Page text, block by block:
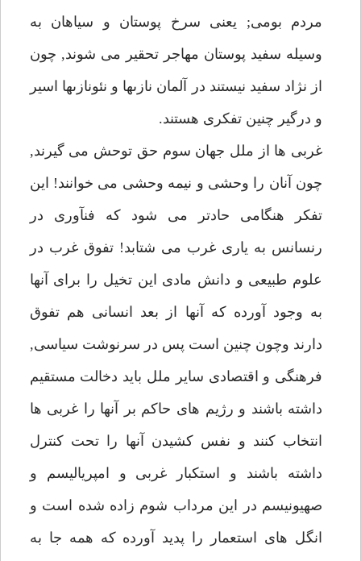
مردم بومى; يعنى سرخ پوستان و سياهان به
وسيله سفيد پوستان مهاجر تحقير مى شوند, چون
از نژاد سفيد نيستند در آلمان نازىها و نئونازىها اسير
و درگير چنين تفكرى هستند.
غربى ها از ملل جهان سوم حق توحش مى گيرند,
چون آنان را وحشى و نيمه وحشى مى خوانند! اين
تفكر هنگامى حادتر مى شود كه فنآورى در
رنسانس به يارى غرب مى شتابد! تفوق غرب در
علوم طبيعى و دانش مادى اين تخيل را براى آنها
به وجود آورده كه آنها از بعد انسانى هم تفوق
دارند وچون چنين است پس در سرنوشت سياسى,
فرهنگى و اقتصادى ساير ملل بايد دخالت مستقيم
داشته باشند و رژيم هاى حاكم بر آنها را غربى ها
انتخاب كنند و نفس كشيدن آنها را تحت كنترل
داشته باشند و استكبار غربى و امپرياليسم و
صهيونيسم در اين مرداب شوم زاده شده است و
انگل هاى استعمار را پديد آورده كه همه جا به